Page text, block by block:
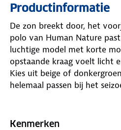
Productinformatie
De zon breekt door, het
polo van Human Nature
luchtige model met korte
opstaande kraag voelt licht
Kies uit beige of
helemaal passen bij het
zoals een sleutel. Het
Kenmerken